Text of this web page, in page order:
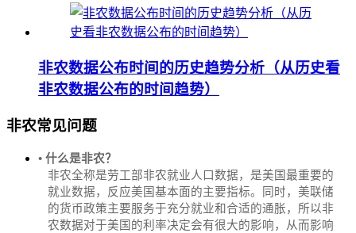
非农数据公布时间的历史趋势分析（从历史看
非农数据公布的时间趋势）
非农常见问题
• 什么是非农？
非农全称是劳工部非农就业人口数据，是美国最重要的
就业数据，反应美国基本面的主要指标。同时，美联储
的货币政策主要服务于充分就业和合适的通胀，所以非
农数据对于美国的利率决定会有很大的影响，从而影响